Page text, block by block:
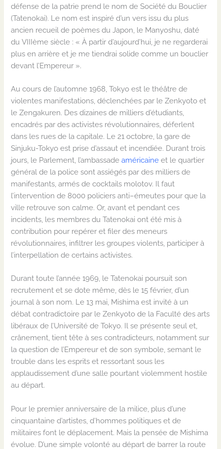
défense de la patrie prend le nom de Société du Bouclier
(Tatenokai). Le nom est inspiré d’un vers issu du plus
ancien recueil de poèmes du Japon, le Manyoshu , daté
du VIIIème siècle : «À partir d’aujourd’hui, je ne regarderai
plus en arrière et je me tiendraisolidecomme un bouclier
devant l’Empereur ».
Au cours de l’automne 1968,Tokyo est le théâtre de
violentes manifestations déclenchées par leZenkyoto et
leZengakuren. Des dizaines de milliers d’étudiants,
encadrés par des activistes révolutionnaires déferlent
dans les rues de la capitale. Le 21 octobre, la gare de
Sinjuku-Tokyo est prise d’assaut et incendiée. Durant trois
jours, le Parlement, l’ambassadeaméricaine et le quartier
général de la police sont assiégés par des milliers de
manifestants armés de cocktails molotov. Il faut
l’intervention de 8000 policiers anti–émeutes pour que la
ville retrouve son calme. Or, avant et pendantces
incidents , les membres duTatenokai ont été mis à
contribution pour repérer et filer des meneurs
révolutionnaires, infiltrer les groupesviolents, participer à
l’interpellation de certains activistes.
Durant toute l’année 1969, leTatenokai poursuit son
recrutement et se dote même, dès le 15 février, d’un
journal à son nom. Le 13 mai, Mishima est invité à un
débat contradictoire par leZenkyoto de la Faculté des arts
libéraux de l’Université de Tokyo. Il se présente seul et,
crânement, tient tête à ses contradicteurs, notamment sur
la question de l’Empereur et de son symbole, semant le
trouble dans les esprits et ressortant sous les
applaudissement d’une salle pourtant violemment hostile
au départ.
Pour le premier anniversaire de la milice, plus d’une
cinquantaine d’artistes, d’hommes politiques et de
militaires font le déplacement. Mais la pensée de Mishima
évolue. D’une simple volonté au départ de barrer la route